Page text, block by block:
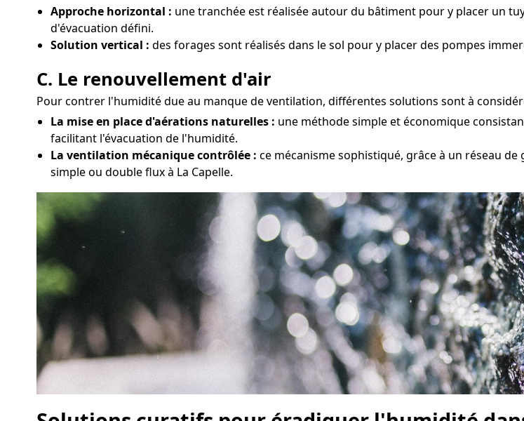
Approche horizontal : une tranchée est réalisée autour du bâtiment pour y placer un
d'évacuation défini.
Solution vertical : des forages sont réalisés dans le sol pour y placer des pompes
C. Le renouvellement d'air
Pour contrer l'humidité due au manque de ventilation, différentes solutions sont à
La mise en place d'aérations naturelles : une méthode simple et économique
facilitant l'évacuation de l'humidité.
La ventilation mécanique contrôlée : ce mécanisme sophistiqué, grâce à un réseau
simple ou double flux à La Capelle.